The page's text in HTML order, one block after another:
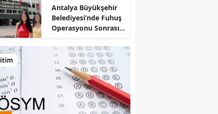
Antalya Büyükşehir
Belediyesi’nde Fuhuş
Operasyonu Sonrası